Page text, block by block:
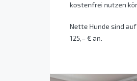
kostenfrei nutzen
Nette Hunde sind
125,– € an.